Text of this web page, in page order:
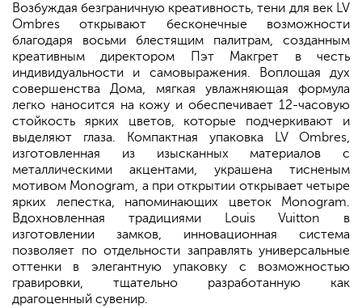
Возбуждая безграничную креативность, тени для век LV
Ombres открывают бесконечные возможности
благодаря восьми блестящим палитрам, созданным
креативным директором Пэт Макгрет в честь
индивидуальности и самовыражения. Воплощая дух
совершенства Дома, мягкая увлажняющая формула
легко наносится на кожу и обеспечивает 12-часовую
стойкость ярких цветов, которые подчеркивают и
выделяют глаза. Компактная упаковка LV Ombres,
изготовленная из изысканных материалов с
металлическими акцентами, украшена тисненым
мотивом Monogram, а при открытии открывает четыре
ярких лепестка, напоминающих цветок Monogram.
Вдохновленная традициями Louis Vuitton в
изготовлении замков, инновационная система
позволяет по отдельности заправлять универсальные
оттенки в элегантную упаковку с возможностью
гравировки, тщательно разработанную как
драгоценный сувенир.